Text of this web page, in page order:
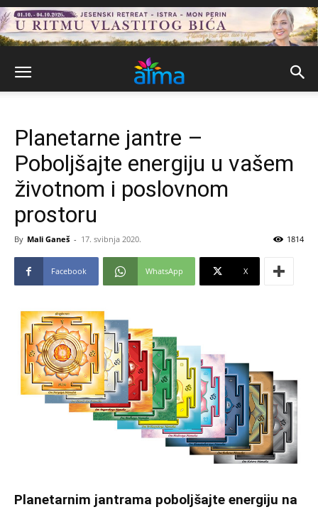
Planetarne jantre –
Poboljšajte energiju u vašem
životnom i poslovnom
prostoru
By Mali Ganeš - 17. svibnja 2020. 1814
Facebook WhatsApp X
Planetarnim jantrama poboljšajte energiju na